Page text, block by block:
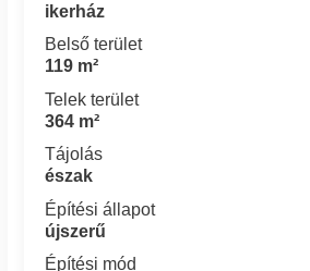
ikerház
Belső terület
119 m²
Telek terület
364 m²
Tájolás
észak
Építési állapot
újszerű
Építési mód